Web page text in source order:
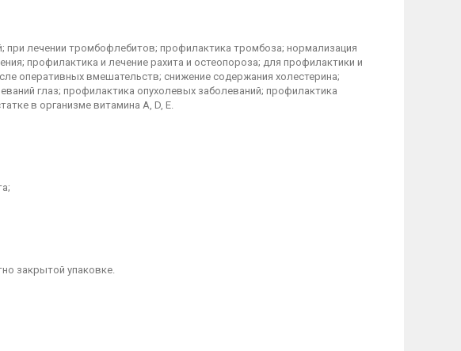
при лечении тромбофлебитов; профилактика тромбоза; нормализация
профилактика и лечение рахита и остеопороза; для профилактики и
оперативных вмешательств; снижение содержания холестерина;
глаз; профилактика опухолевых заболеваний; профилактика
в организме витамина A, D, Е.
закрытой упаковке.